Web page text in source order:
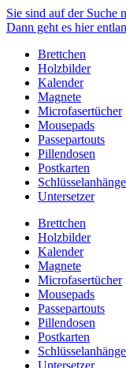
Zum
Inhalt
Sie sind auf der Suche
Dann geht es hier
Brettchen
Holzbilder
Kalender
Magnete
Microfasertücher
Mousepads
Passepartouts
Pillendosen
Postkarten
Untersetzer
Brettchen
Holzbilder
Kalender
Magnete
Microfasertücher
Mousepads
Passepartouts
Pillendosen
Postkarten
Untersetzer